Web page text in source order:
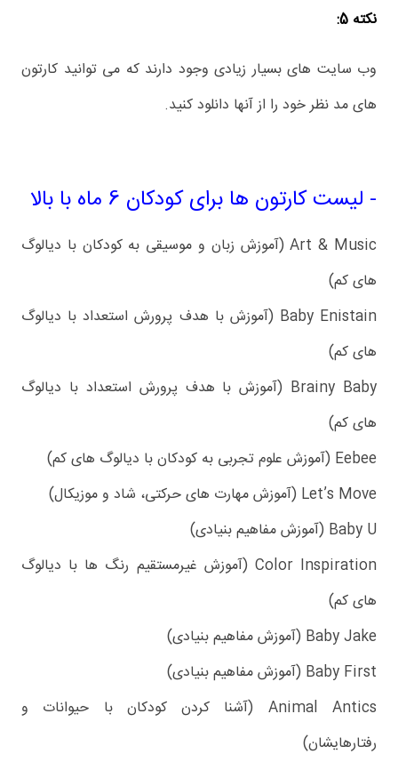
نکته 5:
وب سایت های بسیار زیادی وجود دارند که می توانید کارتون
های مد نظر خود را از آنها دانلود کنید.
- لیست کارتون ها برای کودکان 6 ماه با بالا
Art & Music (آموزش زبان و موسیقی به کودکان با دیالوگ
های کم)
Baby Enistain (آموزش با هدف پرورش استعداد با دیالوگ
های کم)
Brainy Baby (آموزش با هدف پرورش استعداد با دیالوگ
های کم)
Eebee (آموزش علوم تجربی به کودکان با دیالوگ های کم)
Let’s Move (آموزش مهارت های حرکتی، شاد و موزیکال)
Baby U (آموزش مفاهیم بنیادی)
Color Inspiration (آموزش غیرمستقیم رنگ ها با دیالوگ
های کم)
Baby Jake (آموزش مفاهیم بنیادی)
Baby First (آموزش مفاهیم بنیادی)
Animal Antics (آشنا کردن کودکان با حیوانات و
رفتارهایشان)